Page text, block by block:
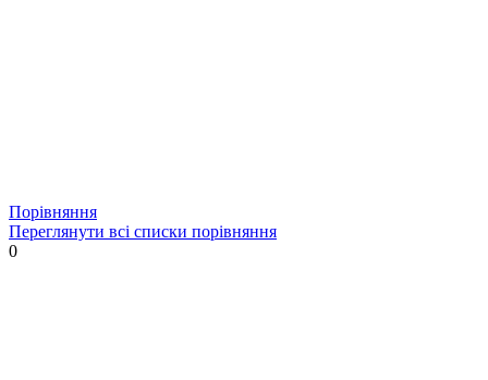
Порівняння
Переглянути всі списки порівняння
0